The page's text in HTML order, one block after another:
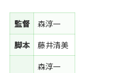
監督
森淳一
脚本
藤井清美
森淳一